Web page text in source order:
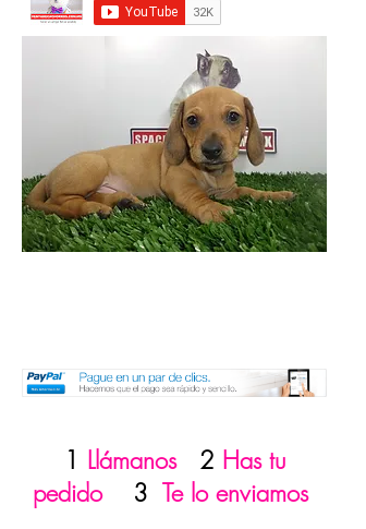
1 Llámanos 2 Has tu
pedido3 Te lo enviamos